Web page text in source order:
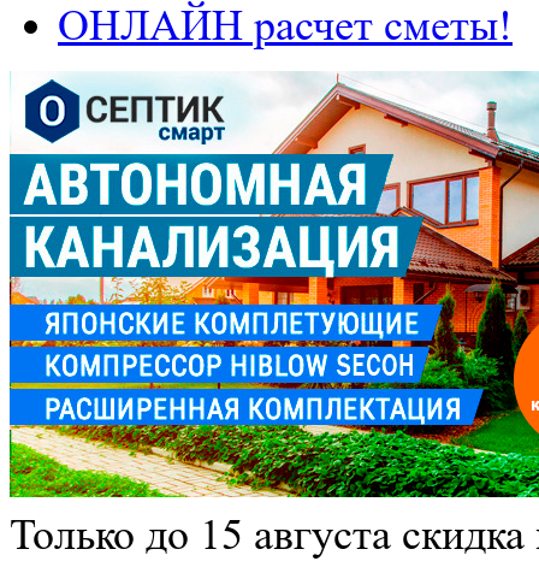
ОНЛАЙН расчет сметы!
Только до 15 августа